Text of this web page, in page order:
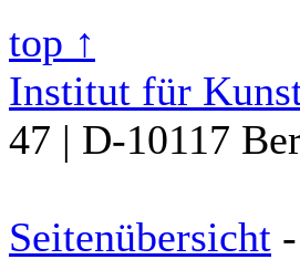
top ↑
Institut für
47 | D-10117
Seitenübersicht -